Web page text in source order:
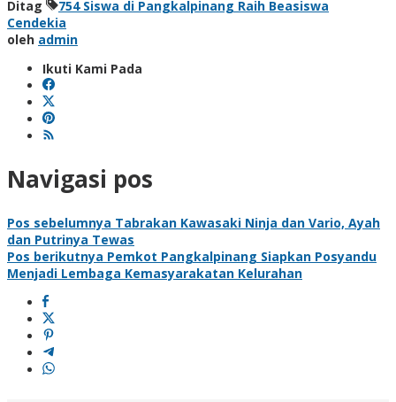
Ditag
754 Siswa di Pangkalpinang Raih Beasiswa
Cendekia
oleh admin
Ikuti Kami Pada
Navigasi pos
Pos sebelumnya Tabrakan Kawasaki Ninja dan Vario, Ayah
dan Putrinya Tewas
Pos berikutnya Pemkot Pangkalpinang Siapkan Posyandu
Menjadi Lembaga Kemasyarakatan Kelurahan